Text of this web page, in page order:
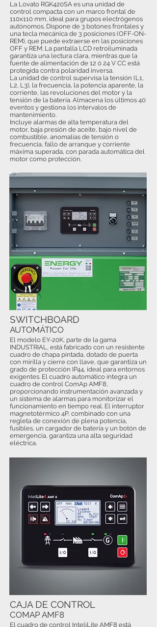
La Lovato RGK420SA es una unidad de
control compacta con un marco frontal de
110x110 mm, ideal para grupos electrógenos
autónomos. Dispone de 3 botones frontales y
una tecla mecánica de 3 posiciones (OFF-ON-
REM), que puede extraerse en las posiciones
OFF y REM. La pantalla LCD retroiluminada
garantiza una lectura clara, mientras que la
fuente de alimentación de 12 ó 24 V CC está
protegida contra polaridad inversa.
La unidad de control supervisa la tensión (L1,
L2, L3), la frecuencia, la potencia aparente, la
corriente, las revoluciones del motor y la
tensión de la batería. Almacena los últimos 40
eventos y gestiona los intervalos de
mantenimiento.
Incluye alarmas de alta temperatura del
motor, baja presión de aceite, bajo nivel de
combustible, anomalías de tensión o
frecuencia, fallo de arranque y corriente
máxima superada, con parada automática del
motor como protección.
El modelo EY-20K, parte de la gama
INDUSTRIAL, está fabricado con un resistente
cuadro de chapa pintada, dotado de puerta
con mirilla y cierre con llave, que garantiza un
grado de protección IP44, ideal para entornos
exigentes. El cuadro automático integra un
cuadro de control ComAp AMF8,
proporcionando instrumentación avanzada y
un sistema de alarmas para monitorizar el
funcionamiento en tiempo real. El interruptor
magnetotérmico 4P, combinado con una
regleta de conexión de plena potencia,
fusibles, un cargador de batería y un botón de
emergencia, garantiza una alta seguridad
eléctrica.
SWITCHBOARD
AUTOMÁTICO
El cuadro de control InteliLite AMF8 está
CAJA DE CONTROL
COMAP AMF8